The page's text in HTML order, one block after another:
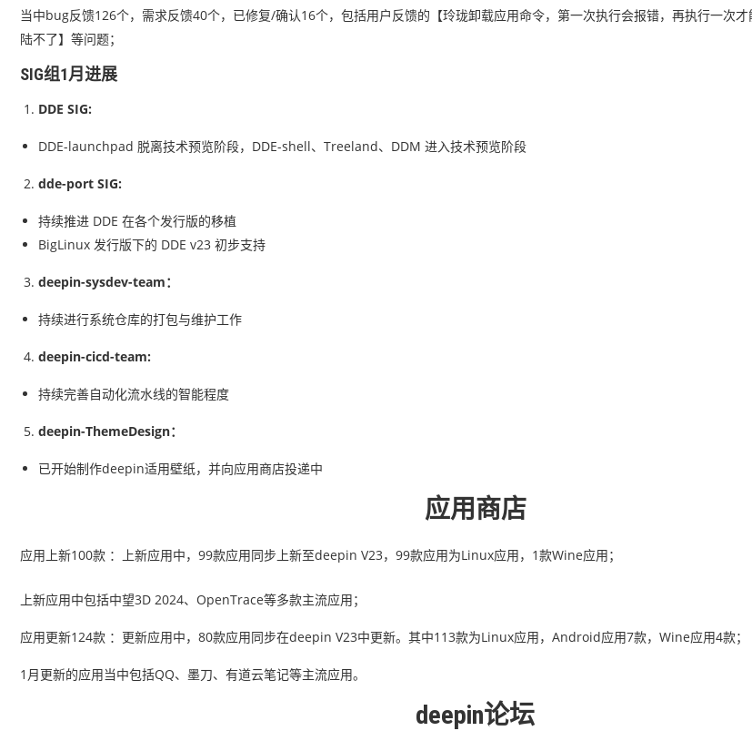
当中bug反馈126个，需求反馈40个，已修复/确认16个，包括用户反馈的【玲珑卸载应用命令，第一次执行会报错，再执行一次
陆不了】等问题；
SIG组1月进展
DDE SIG:
DDE-launchpad 脱离技术预览阶段，DDE-shell、Treeland、DDM 进入技术预览阶段
dde-port SIG:
持续推进 DDE 在各个发行版的移植
BigLinux 发行版下的 DDE v23 初步支持
deepin-sysdev-team：
持续进行系统仓库的打包与维护工作
deepin-cicd-team:
持续完善自动化流水线的智能程度
deepin-ThemeDesign：
已开始制作deepin适用壁纸，并向应用商店投递中
应用商店
应用上新100款 ：上新应用中，99款应用同步上新至deepin V23，99款应用为Linux应用，1款Wine应用；
上新应用中包括中望3D 2024、OpenTrace等多款主流应用；
应用更新124款 ：更新应用中，80款应用同步在deepin V23中更新。其中113款为Linux应用，Android应用7款，Wine应用4款；
1月更新的应用当中包括QQ、墨刀、有道云笔记等主流应用。
deepin论坛